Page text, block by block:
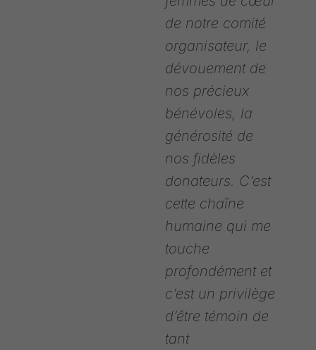
de notre comité
organisateur, le
dévouement de
nos précieux
bénévoles, la
générosité de
nos fidèles
donateurs. C’est
cette chaîne
humaine qui me
touche
profondément et
c’est un privilège
d’être témoin de
tant